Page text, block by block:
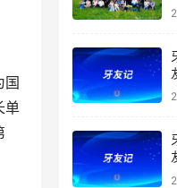
国
单